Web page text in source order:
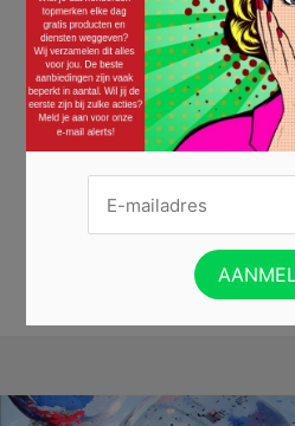
Volg het Eurovisie
app
16/05/2019 ·GRATIS TECHNOLOGIE, GRATIS
Heb je het Eurovisie Songfestival altijd
bekijken? Volg dit muzikale evenement
Songfestival plaats in Tel Aviv op 14, 16
DOWNLOAD DE